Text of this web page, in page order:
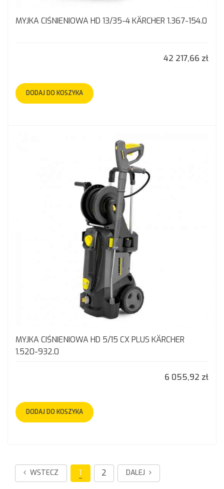
MYJKA CIŚNIENIOWA HD 13/35-4 KÄRCHER 1.367-154.0
42 217,66 zł
DODAJ DO KOSZYKA
MYJKA CIŚNIENIOWA HD 5/15 CX PLUS KÄRCHER
1.520-932.0
6 055,92 zł
DODAJ DO KOSZYKA
WSTECZ 1 2 DALEJ